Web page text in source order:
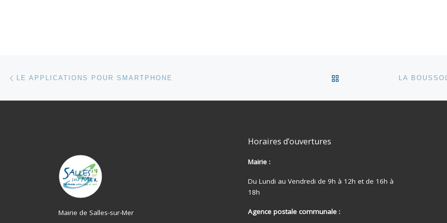
Parcourir les articles
LE APPLICATIONS POUR SMARTPHONE RETOUR À LA LISTE
Mairie de Salles-sur-Mer
Horaires d’ouvertures
Mairie :
Du Lundi au Vendredi de 9h à 12h et de 16h à
18h
Agence postale communale :